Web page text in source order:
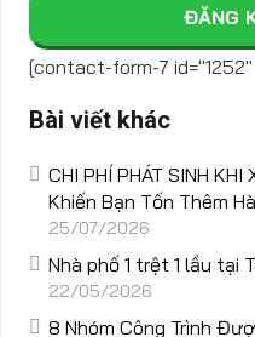
ĐĂNG
[contact-form-7
Bài viết khác
CHI PHÍ PHÁT SINH
Khiến Bạn Tốn Thêm
25/07/2026
Nhà phố 1 trệt 1 lầu tại
22/05/2026
8 Nhóm Công Trình